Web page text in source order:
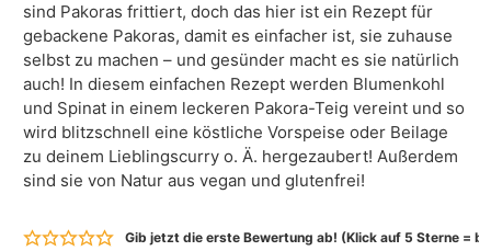
sind Pakoras frittiert, doch das hier ist ein Rezept für
gebackene Pakoras, damit es einfacher ist, sie zuhause
selbst zu machen – und gesünder macht es sie natürlich
auch! In diesem einfachen Rezept werden Blumenkohl
und Spinat in einem leckeren Pakora-Teig vereint und so
wird blitzschnell eine köstliche Vorspeise oder Beilage
zu deinem Lieblingscurry o. Ä. hergezaubert! Außerdem
sind sie von Natur aus vegan und glutenfrei!
Gib jetzt die erste Bewertung ab! (Klick auf 5 Sterne =